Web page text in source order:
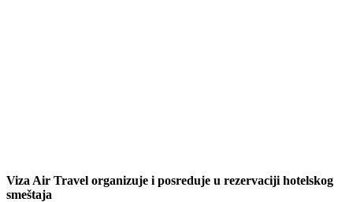
Viza Air Travel organizuje i posreduje u rezervaciji hotelskog
smeštaja